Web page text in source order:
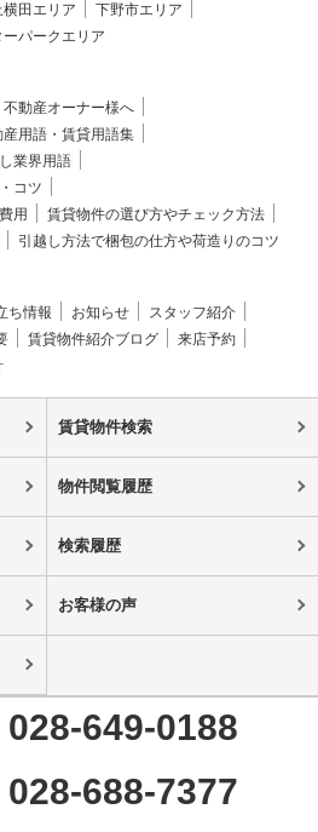
田エリア
下野市エリア
ーパークエリア
不動産オーナー様へ
産用語・賃貸用語集
業界用語
コツ
用
賃貸物件の選び方やチェック方法
引越し方法で梱包の仕方や荷造りのコツ
ち情報 お知らせ
スタッフ紹介
賃貸物件紹介ブログ
来店予約
賃貸物件検索
物件閲覧履歴
検索履歴
お客様の声
028-649-0188
028-688-7377